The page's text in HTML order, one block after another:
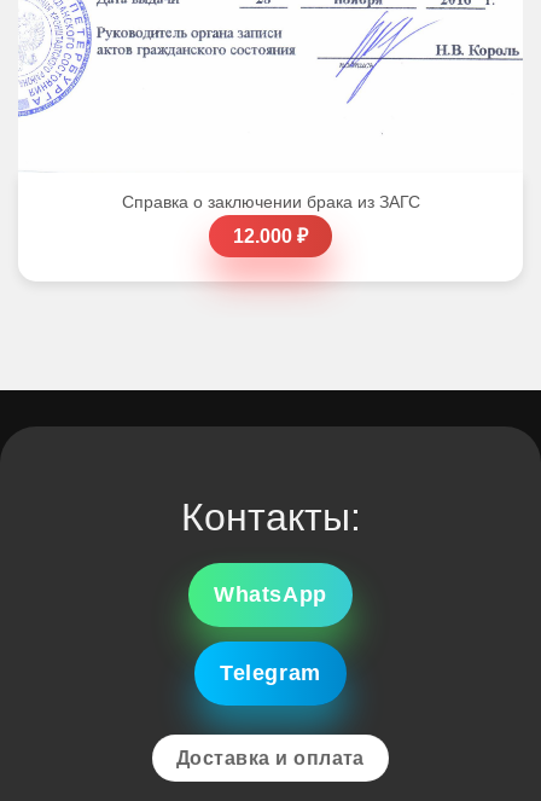
Справка о заключении брака из ЗАГС
12.000 ₽
Контакты:
WhatsApp
Telegram
Доставка и оплата